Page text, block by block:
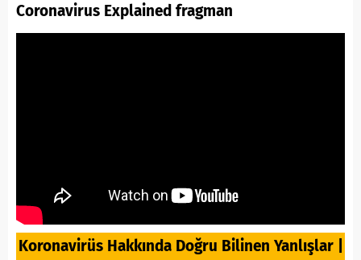
Coronavirus Explained fragman
Koronavirüs Hakkında Doğru Bilinen Yanlışlar |